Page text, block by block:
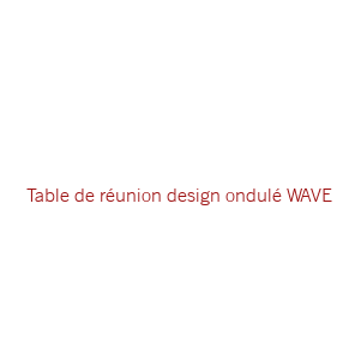
Table de réunion design ondulé WAVE